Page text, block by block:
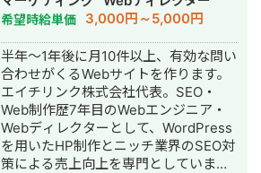
https://www.lancers.jp/profile/
rmHXQjVdk 【CrowdWorks】
https://crowdworks.jp/public/
【ココナラ】
https://coconala.com/users/2204682?
srsltid=AfmBOoqYND8AKR3YqHKQ3-
成・オウンドメディア制作・構築・運
用代行
希望時給単価 3,000円～5,000円
半年～1年後に月10件以上、有効な問い
合わせがくるWebサイトを作ります。
エイチリンク株式会社代表。SEO・
Web制作歴7年目のWebエンジニア・
Webディレクターとして、WordPress
を用いたHP制作とニッチ業界のSEO対
策による売上向上を専門としていま